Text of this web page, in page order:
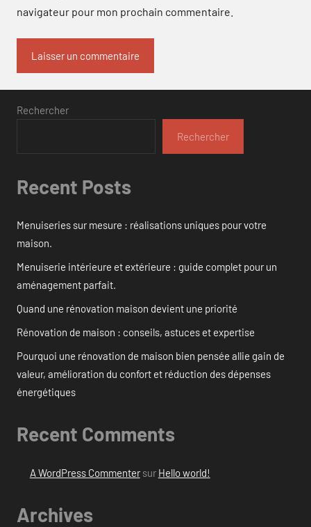
navigateur pour mon prochain commentaire.
Rechercher
Rechercher
Recent Posts
Menuiseries sur mesure : réalisations uniques pour votre
maison.
Menuiserie intérieure et extérieure : guide complet pour un
aménagement parfait.
Quand une rénovation maison devient une priorité
Rénovation de maison : conseils, astuces et expertise
Pourquoi une rénovation de maison bien pensée allie gain de
valeur, amélioration du confort et réduction des dépenses
énergétiques
Recent Comments
A WordPress Commentersur Hello world!
Archives